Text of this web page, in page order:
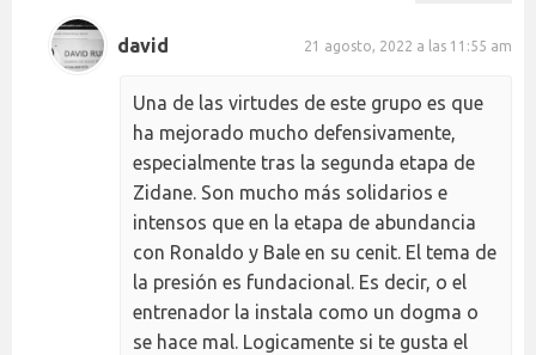
david 21 agosto, 2022 a las 11:55 am
Una de las virtudes de este grupo es que
ha mejorado mucho defensivamente,
especialmente tras la segunda etapa de
Zidane. Son mucho más solidarios e
intensos que en la etapa de abundancia
con Ronaldo y Bale en su cenit. El tema de
la presión es fundacional. Es decir, o el
entrenador la instala como un dogma o
se hace mal. Logicamente si te gusta el